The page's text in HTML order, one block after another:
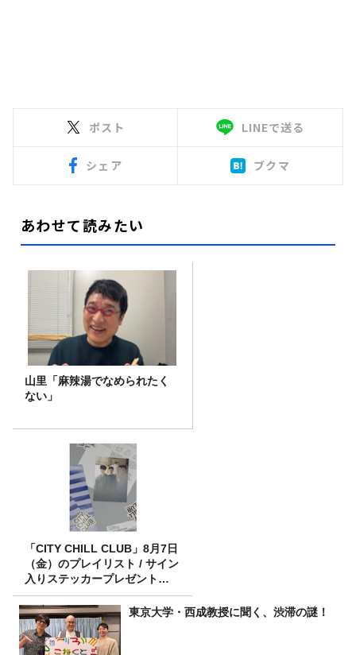
ポスト LINEで送る
シェア ブクマ
あわせて読みたい
山里「麻辣湯でなめられたく
ない」
「CITY CHILL CLUB」8月7日
（金）のプレイリスト / サイン
入りステッカープレゼント有
り
東京大学・西成教授に聞く、渋滞の謎！